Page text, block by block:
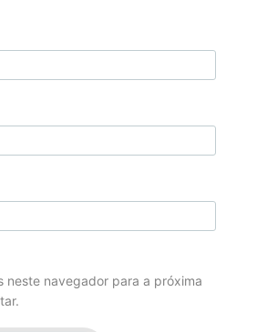
neste navegador para a próxima